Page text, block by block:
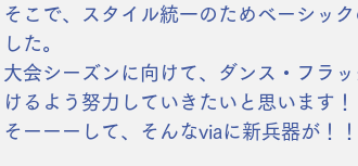
そこで、スタイル統一のためベーシッ
した。
大会シーズンに向けて、ダンス・フラ
けるよう努力していきたいと思います！
そーーーして、そんなviaに新兵器が！！